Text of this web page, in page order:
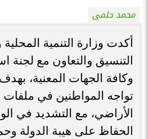
محمد حلمى
أكدت وزارة التنمية المحلية
التنسيق والتعاون مع لجنة
وكافة الجهات المعنية،
تواجه المواطنين في ملفات
الأراضي، مع التشديد في
الحفاظ على هيبة الدولة